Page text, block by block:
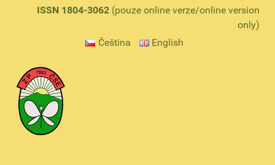
ISSN 1804-3062 (pouze online verze/online version
only)
Čeština
English